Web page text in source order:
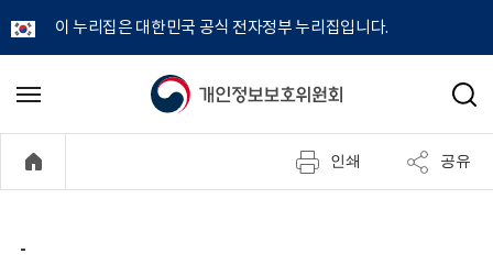
이 누리집은 대한민국 공식 전자정부 누리집입니다.
개
정
메
기
검
인쇄 공유
-